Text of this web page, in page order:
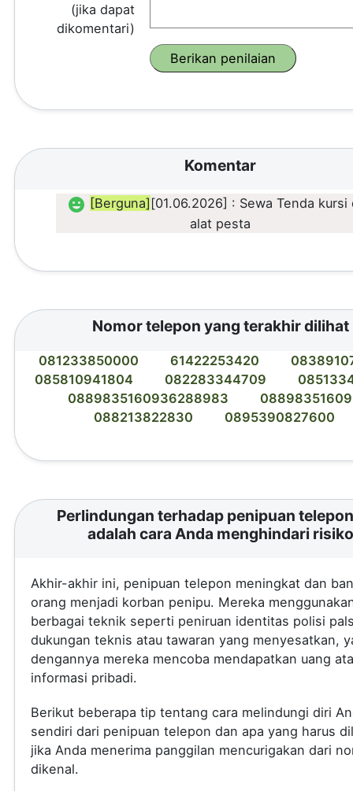
(jika dapat
dikomentari)
Komentar
[Berguna] [01.06.2026] : Sewa Tenda kursi
alat pesta
Nomor telepon yang terakhir dilihat
081233850000 61422253420
085810941804
082283344709
0889835160936288983
088213822830
0895390827600
Perlindungan terhadap penipuan
adalah cara Anda menghindari risiko
Akhir-akhir ini, penipuan telepon meningkat dan
orang menjadi korban penipu. Mereka
berbagai teknik seperti peniruan identitas polisi
dukungan teknis atau tawaran yang menyesatkan,
dengannya mereka mencoba mendapatkan uang
informasi pribadi.
Berikut beberapa tip tentang cara melindungi diri
sendiri dari penipuan telepon dan apa yang harus
jika Anda menerima panggilan mencurigakan dari
dikenal.